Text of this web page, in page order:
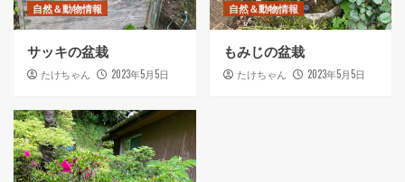
自然＆動物情報
サッキの盆栽
たけちゃん 2023年5月5日
自然＆動物情報
もみじの盆栽
たけちゃん 2023年5月5日